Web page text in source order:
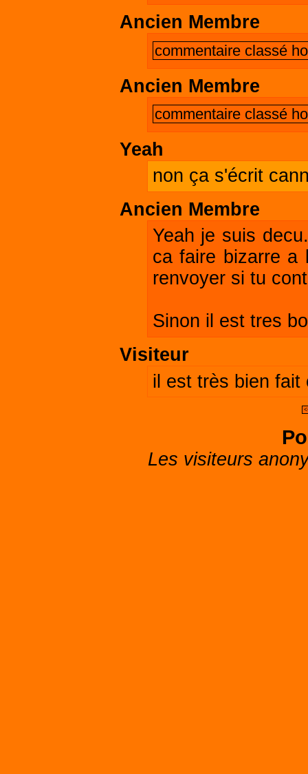
Ancien Membre
commentaire classé
Ancien Membre
commentaire classé
Yeah
non ça s'écrit
Ancien Membre
Yeah je suis
ca faire bizarre a
renvoyer si tu
Sinon il est tres
Visiteur
il est très bien fait
Les visiteurs